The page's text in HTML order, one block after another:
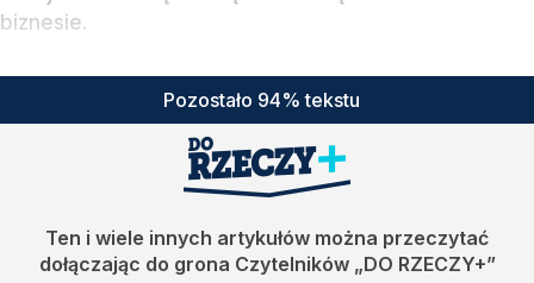
biznesie.
Pozostało 94% tekstu
Ten i wiele innych artykułów można przeczytać
dołączając do grona Czytelników „DO RZECZY+”